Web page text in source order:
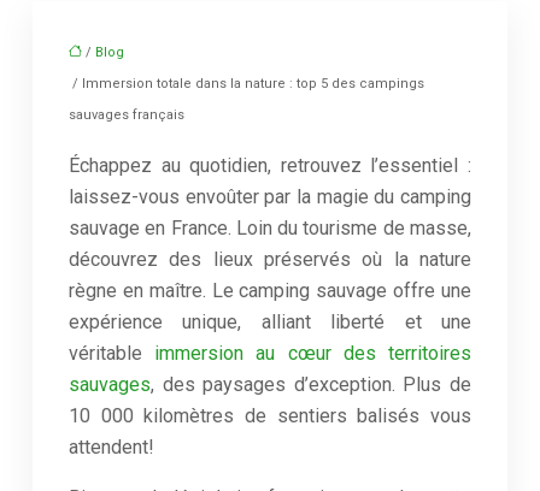
/ Blog
/ Immersion totale dans la nature : top 5 des campings
sauvages français
Échappez au quotidien, retrouvez l’essentiel :
laissez-vous envoûter par la magie du camping
sauvage en France. Loin du tourisme de masse,
découvrez des lieux préservés où la nature
règne en maître. Le camping sauvage offre une
expérience unique, alliant liberté et une
véritable immersion au cœur des territoires
sauvages, des paysages d’exception. Plus de
10 000 kilomètres de sentiers balisés vous
attendent!